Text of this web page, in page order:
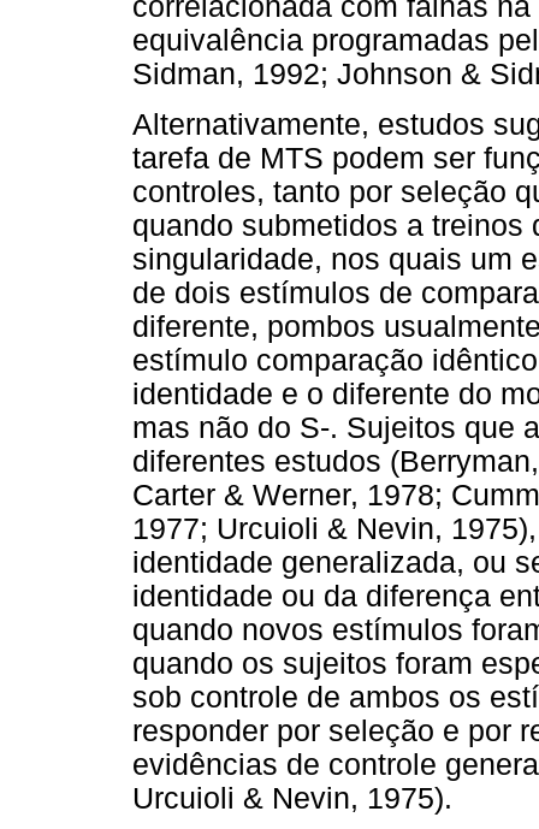
correlacionada com falhas
equivalência programadas
Sidman, 1992; Johnson &
Alternativamente, estudos
tarefa de MTS podem ser
controles, tanto por seleção
quando submetidos a treinos
singularidade, nos quais um
de dois estímulos de
diferente, pombos
estímulo comparação
identidade e o diferente do
mas não do S-. Sujeitos que
diferentes estudos
Carter & Werner, 1978;
1977; Urcuioli & Nevin,
identidade generalizada, ou
identidade ou da diferença
quando novos estímulos
quando os sujeitos foram
sob controle de ambos os
responder por seleção e por
evidências de controle
Urcuioli & Nevin, 1975).